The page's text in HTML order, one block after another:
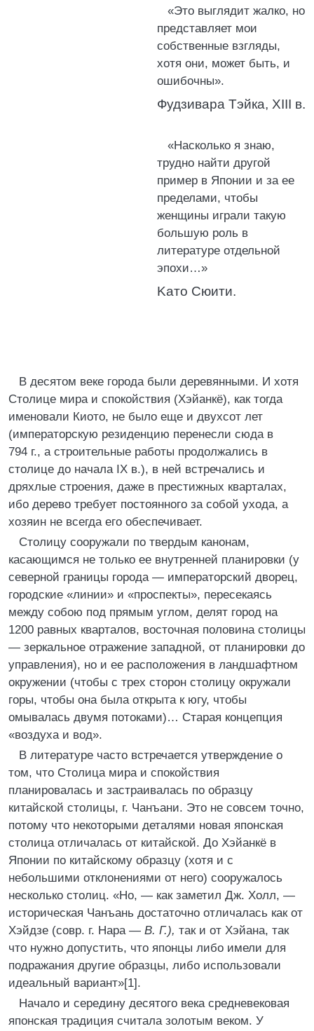
«Это выглядит жалко, но
представляет мои
собственные взгляды,
хотя они, может быть, и
ошибочны».
Фудзивара Тэйка, XIII в.
«Насколько я знаю,
трудно найти другой
пример в Японии и за ее
пределами, чтобы
женщины играли такую
большую роль в
литературе отдельной
эпохи…»
Kaто Сюити.
В десятом веке города были деревянными. И хотя
Столице мира и спокойствия (Хэйанкё), как тогда
именовали Киото, не было еще и двухсот лет
(императорскую резиденцию перенесли сюда в
794 г., а строительные работы продолжались в
столице до начала IX в.), в ней встречались и
дряхлые строения, даже в престижных кварталах,
ибо дерево требует постоянного за собой ухода, а
хозяин не всегда его обеспечивает.
Столицу сооружали по твердым канонам,
касающимся не только ее внутренней планировки (у
северной границы города — императорский дворец,
городские «линии» и «проспекты», пересекаясь
между собою под прямым углом, делят город на
1200 равных кварталов, восточная половина столицы
— зеркальное отражение западной, от планировки до
управления), но и ее расположения в ландшафтном
окружении (чтобы с трех сторон столицу окружали
горы, чтобы она была открыта к югу, чтобы
омывалась двумя потоками)… Старая концепция
«воздуха и вод».
В литературе часто встречается утверждение о
том, что Столица мира и спокойствия
планировалась и застраивалась по образцу
китайской столицы, г. Чанъани. Это не совсем точно,
потому что некоторыми деталями новая японская
столица отличалась от китайской. До Хэйанкё в
Японии по китайскому образцу (хотя и с
небольшими отклонениями от него) сооружалось
несколько столиц. «Но, — как заметил Дж. Холл, —
историческая Чанъань достаточно отличалась как от
Хэйдзе (совр. г. Нара — В. Г.), так и от Хэйана, так
что нужно допустить, что японцы либо имели для
подражания другие образцы, либо использовали
идеальный вариант»[1].
Начало и середину десятого века средневековая
японская традиция считала золотым веком. У